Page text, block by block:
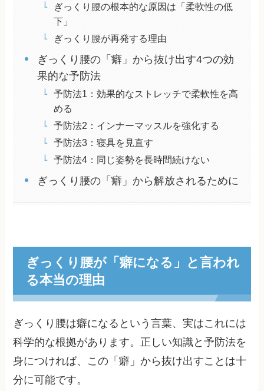
ぎっくり腰の根本的な原因は「柔軟性の低
下」
ぎっくり腰が再発する理由
ぎっくり腰の「癖」から抜け出す4つの効
果的な予防法
予防法1：効果的なストレッチで柔軟性を高
める
予防法2：インナーマッスルを強化する
予防法3：寝具を見直す
予防法4：同じ姿勢を長時間続けない
ぎっくり腰の「癖」から解放されるために
ぎっくり腰が「癖になる」と言われ
る本当の理由
ぎっくり腰は癖になるという言葉、実はこれには
科学的な根拠があります。正しい知識と予防法を
身につければ、この「癖」から抜け出すことは十
分に可能です。